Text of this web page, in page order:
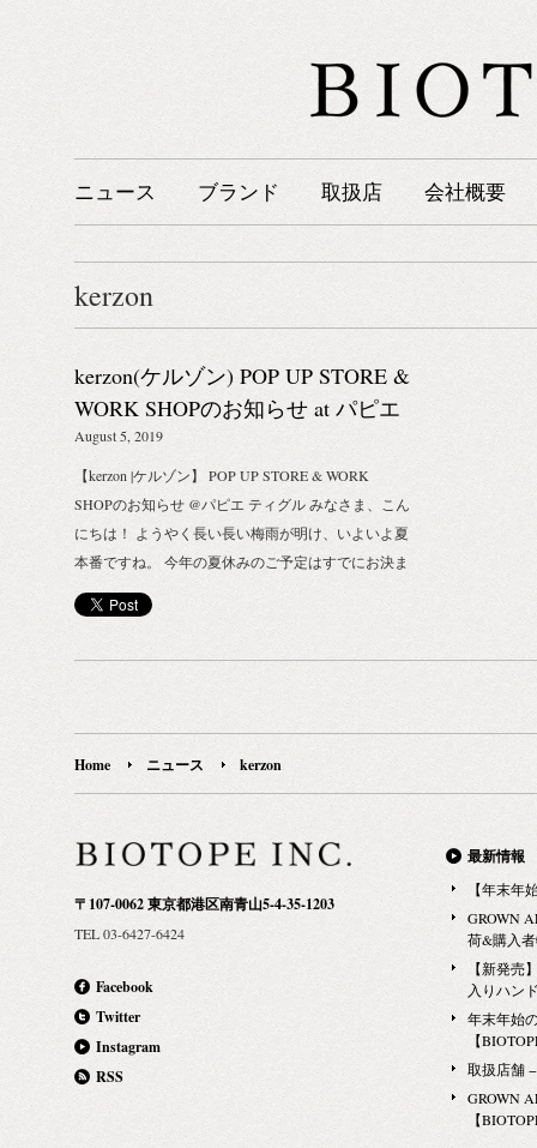
ニュース ブランド 取扱店 会社概要
kerzon
kerzon(ケルゾン) POP UP STORE &
WORK SHOPのお知らせ at パピエ
ティグル
August 5, 2019
【kerzon |ケルゾン】 POP UP STORE & WORK
SHOPのお知らせ @パピエ ティグル みなさま、こん
にちは！ ようやく長い長い梅雨が明け、いよいよ夏
本番ですね。 今年の夏休みのご予定はすでにお決ま
りですか？ BIOTOPE INC.からポップアップイベン
トのお知らせです。 遊び心いっぱいの色使いやデザ
インで人々を魅了して止まないステーショナリブラ
ンド「PAPIER TIGRE(パピエ ティグル)」とパリ発
UPを開催します。 人気のサシェや香水を始め、こ
の夏のレジャーにも大活躍のアルコールスプレーな
どkerzonこだわりの日用品アイテムも多数ご用意し
によるワークショップも開催！ ■SPECIAL EVENT
ップ 人気商品のひとつ、サシェ(香り袋)作りのワー
クショップを開催します。 Kerzon「パリの散策シリ
ーズ」からお好きな香りでサシェをパッケージから
制作できます。さらに、ワークショップに参加され
た方にはお茶とスイーツのサービスとPAPIER
TIGREのトートバッグをプレゼント！ イベントスケ
ジュール □8/17(土) ①11:00-12:30 ②13:30-15:00
③16:00-17:30 □8/18(日) ④11:00-12:30 ⑤13:30-15:00
⑥16:00-17:30 ご予約はお電話、メール、店頭にて受
Home ニュース kerzon
〒107-0062 東京都港区南青山5-4-35-1203
TEL 03-6427-6424
Facebook
Twitter
Instagram
RSS
最新情報
【年末年
GROWN
荷&購入
【新発売
入りハン
年末年始
【
取扱店舗
GROWN
【